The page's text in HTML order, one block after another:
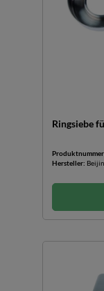
Ringsiebe
Hersteller: